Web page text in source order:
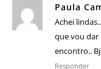
Paula
Achei
que vou dar
encontro..
Responder